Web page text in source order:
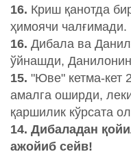
16. Криш қанотда
ҳимоячи чалғимади.
16. Дибала ва
ўйнашди,
15. "Юве" кетма-кет
амалга оширди,
қаршилик кўрсата
14. Дибаладан
ажойиб сейв!